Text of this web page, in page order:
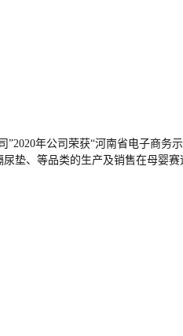
年公司荣获“河南省电子商务
垫、等品类的生产及销售在母婴